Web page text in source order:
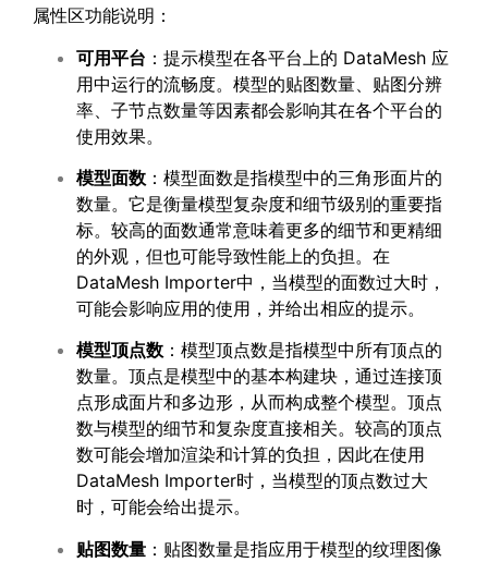
属性区功能说明：
可用平台 ：提示模型在各平台上的 DataMesh 应
用中运行的流畅度。模型的贴图数量、贴图分辨
率、子节点数量等因素都会影响其在各个平台的
使用效果。
模型面数 ：模型面数是指模型中的三角形面片的
数量。它是衡量模型复杂度和细节级别的重要指
标。较高的面数通常意味着更多的细节和更精细
的外观，但也可能导致性能上的负担。在
DataMesh Importer中，当模型的面数过大时，
可能会影响应用的使用，并给出相应的提示。
模型顶点数 ：模型顶点数是指模型中所有顶点的
数量。顶点是模型中的基本构建块，通过连接顶
点形成面片和多边形，从而构成整个模型。顶点
数与模型的细节和复杂度直接相关。较高的顶点
数可能会增加渲染和计算的负担，因此在使用
DataMesh Importer时，当模型的顶点数过大
时，可能会给出提示。
贴图数量 ：贴图数量是指应用于模型的纹理图像